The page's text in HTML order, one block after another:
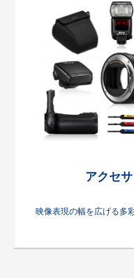
アクセ
映像表現の幅を広げる多